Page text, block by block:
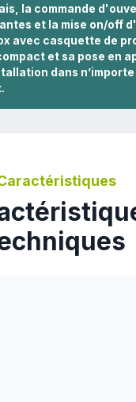
la commande
et la mise on/off
avec casquette de
et sa pose en
dans